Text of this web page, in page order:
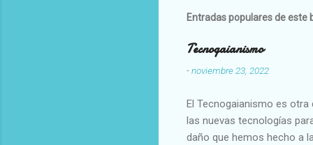
Entradas populares de este
Tecnogaianismo
-noviembre 23, 2022
El Tecnogaianismo es
las nuevas tecnologías
daño que hemos hecho a